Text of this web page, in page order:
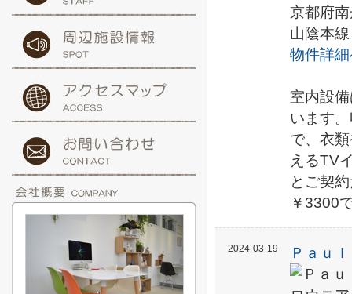
京都府
山陰本
物件詳
室内設
います
で、衣
えるTV
とご契
￥3300
2024-03-19 Ｐａｕ